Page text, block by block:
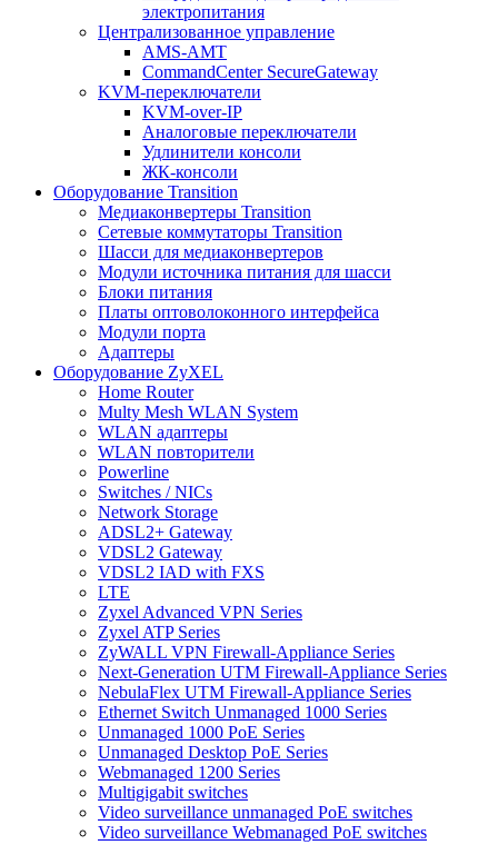
электропитания
Централизованное управление
AMS-AMT
CommandCenter SecureGateway
KVM-переключатели
KVM-over-IP
Аналоговые переключатели
Удлинители консоли
ЖК-консоли
Оборудование Transition
Медиаконвертеры Transition
Сетевые коммутаторы Transition
Шасси для медиаконвертеров
Модули источника питания для шасси
Блоки питания
Платы оптоволоконного интерфейса
Модули порта
Адаптеры
Оборудование ZyXEL
Home Router
Multy Mesh WLAN System
WLAN адаптеры
WLAN повторители
Powerline
Switches / NICs
Network Storage
ADSL2+ Gateway
VDSL2 Gateway
VDSL2 IAD with FXS
LTE
Zyxel Advanced VPN Series
Zyxel ATP Series
ZyWALL VPN Firewall-Appliance Series
Next-Generation UTM Firewall-Appliance Series
NebulaFlex UTM Firewall-Appliance Series
Ethernet Switch Unmanaged 1000 Series
Unmanaged 1000 PoE Series
Unmanaged Desktop PoE Series
Webmanaged 1200 Series
Multigigabit switches
Video surveillance unmanaged PoE switches
Video surveillance Webmanaged PoE switches